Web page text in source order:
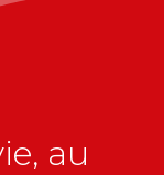
au